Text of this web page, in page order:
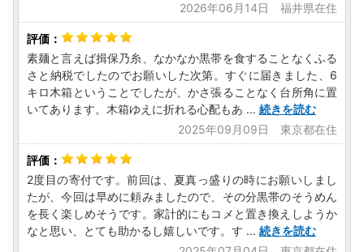
2026年06月14日 福井県在住
素麺と言えば揖保乃糸、なかなか黒帯を食することなくふる
さと納税でしたのでお願いした次第。すぐに届きました、6
キロ木箱ということでしたが、かさ張ることなく台所角に置
いてあります。木箱ゆえに折れる心配もあ ... 続きを読む
2025年09月09日 東京都在住
2度目の寄付です。前回は、夏真っ盛りの時にお願いしまし
たが、今回は早めに頼みましたので、その分黒帯のそうめん
を長く楽しめそうです。家計的にもコメと置き換えしようか
なと思い、とても助かるし嬉しいです。す ... 続きを読む